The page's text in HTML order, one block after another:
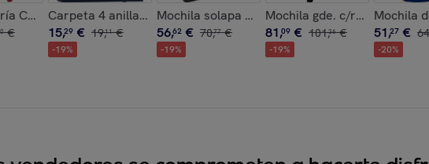
Coloreable Trolley Spidey
€
Carpeta 4 anillas 35mm c/recambio kappa "blue night"
15,29 € 19,11 €
-19%
Mochila solapa para portatil 15,6 real madrid
56,62 € 70,77 €
-19%
Mochila gde. c/ruedas
81,09 € 101,36 €
-19%
Mochila
51,27 € 64
-20%